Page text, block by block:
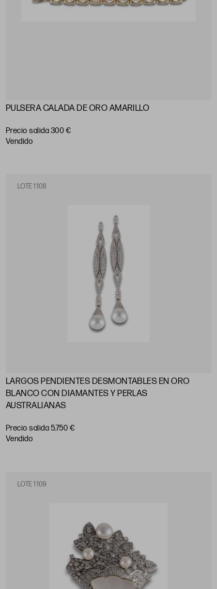
PULSERA CALADA DE ORO AMARILLO
Precio salida 300 €
vendido
LOTE 1108
LARGOS PENDIENTES DESMONTABLES EN ORO
BLANCO CON DIAMANTES Y PERLAS
AUSTRALIANAS
Precio salida 5.750 €
vendido
LOTE 1109